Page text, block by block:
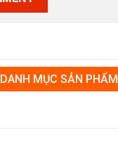
DANH MỤC SẢN PHẨM